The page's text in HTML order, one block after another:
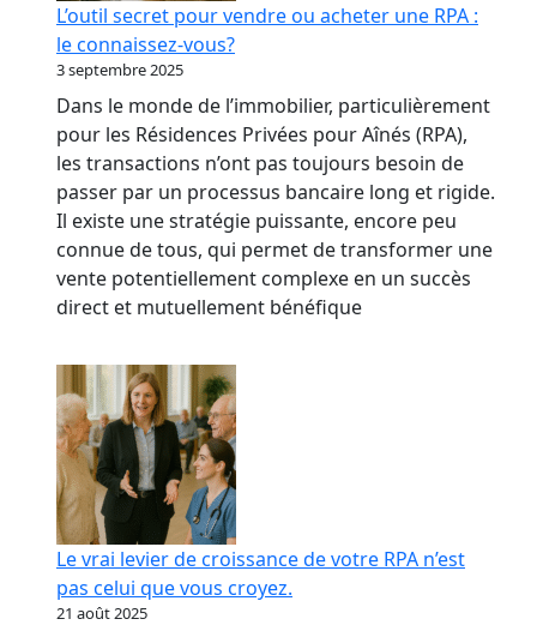
L’outil secret pour vendre ou acheter une RPA :
le connaissez-vous?
3 septembre 2025
Dans le monde de l’immobilier, particulièrement
pour les Résidences Privées pour Aînés (RPA),
les transactions n’ont pas toujours besoin de
passer par un processus bancaire long et rigide.
Il existe une stratégie puissante, encore peu
connue de tous, qui permet de transformer une
vente potentiellement complexe en un succès
direct et mutuellement bénéfique
Le vrai levier de croissance de votre RPA n’est
pas celui que vous croyez.
21 août 2025